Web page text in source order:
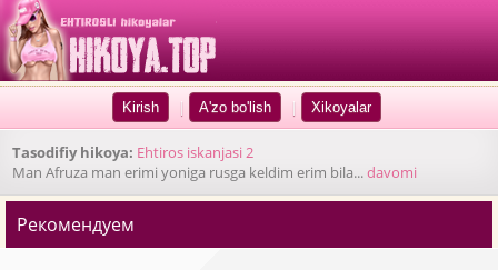
| |
Tasodifiy hikoya: Ehtiros iskanjasi 2
Man Afruza man erimi yoniga rusga keldim erim bila...davomi
Рекомендуем